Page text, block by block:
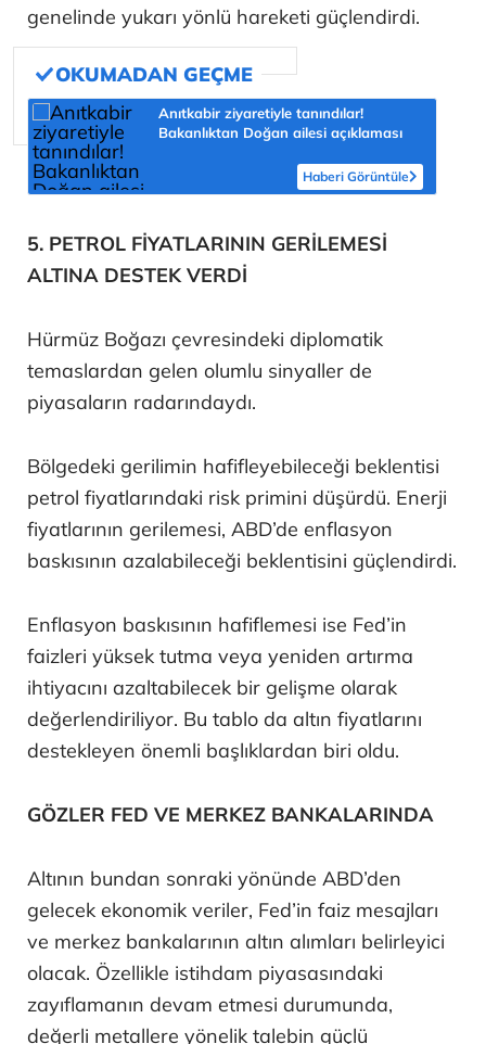
genelinde yukarı yönlü hareketi güçlendirdi.
Anıtkabir ziyaretiyle tanındılar!
Bakanlıktan Doğan ailesi açıklaması
Haberi Görüntüle
5. PETROL FİYATLARININ GERİLEMESİ
ALTINA DESTEK VERDİ
Hürmüz Boğazı çevresindeki diplomatik
temaslardan gelen olumlu sinyaller de
piyasaların radarındaydı.
Bölgedeki gerilimin hafifleyebileceği beklentisi
petrol fiyatlarındaki risk primini düşürdü. Enerji
fiyatlarının gerilemesi, ABD’de enflasyon
baskısının azalabileceği beklentisini güçlendirdi.
Enflasyon baskısının hafiflemesi ise Fed’in
faizleri yüksek tutma veya yeniden artırma
ihtiyacını azaltabilecek bir gelişme olarak
değerlendiriliyor. Bu tablo da altın fiyatlarını
destekleyen önemli başlıklardan biri oldu.
GÖZLER FED VE MERKEZ BANKALARINDA
Altının bundan sonraki yönünde ABD’den
gelecek ekonomik veriler, Fed’in faiz mesajları
ve merkez bankalarının altın alımları belirleyici
olacak. Özellikle istihdam piyasasındaki
zayıflamanın devam etmesi durumunda,
değerli metallere yönelik talebin güçlü